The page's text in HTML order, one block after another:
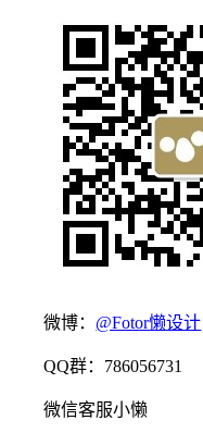
微博： @Fotor懒设计
QQ群：786056731
微信客服小懒